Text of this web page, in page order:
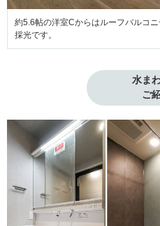
約5.6帖の洋室Cからはルーフバルコ
採光です。
水ま
ご